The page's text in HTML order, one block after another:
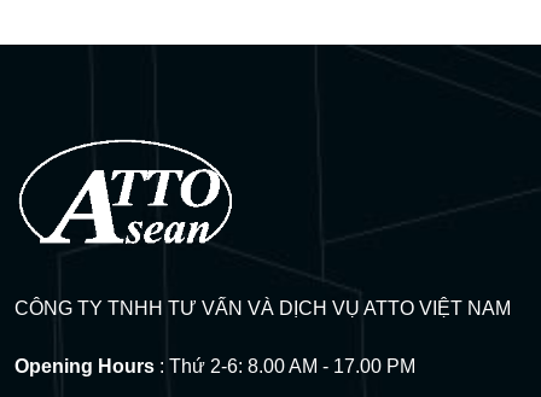
CÔNG TY TNHH TƯ VẤN VÀ DỊCH VỤ ATTO VIỆT NAM
Opening Hours : Thứ 2-6: 8.00 AM - 17.00 PM